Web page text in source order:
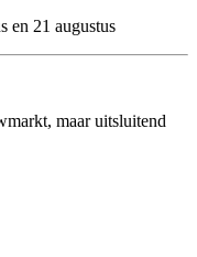
en 21 augustus
maar uitsluitend